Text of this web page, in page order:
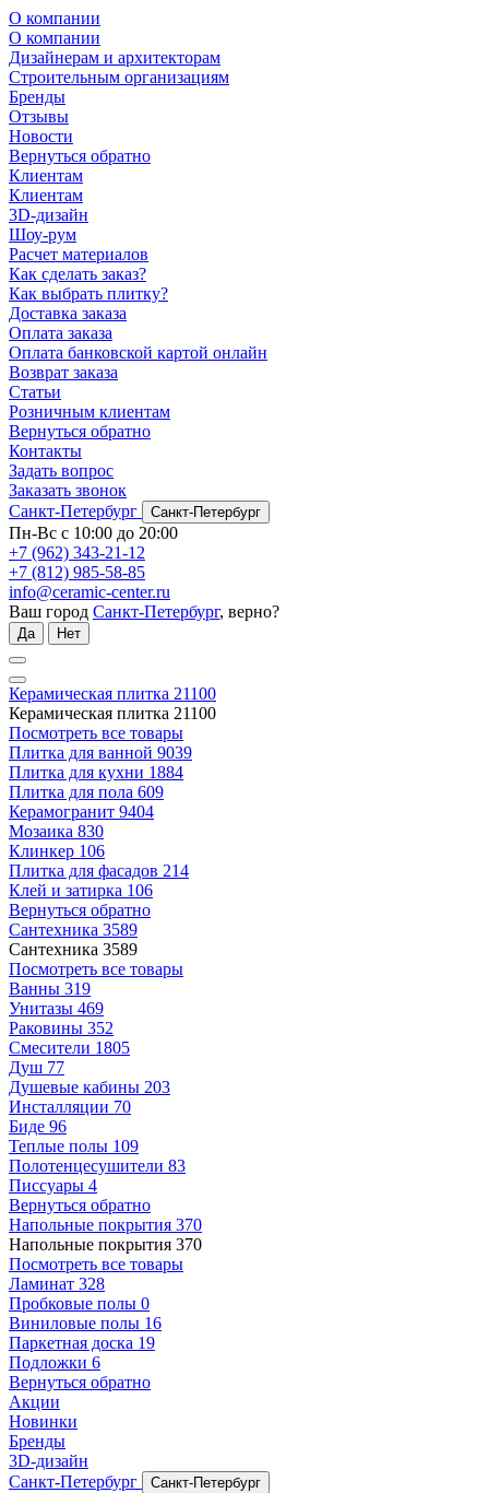
О компании
О компании
Дизайнерам и архитекторам
Строительным организациям
Бренды
Отзывы
Новости
Вернуться обратно
Клиентам
Клиентам
3D-дизайн
Шоу-рум
Расчет материалов
Как сделать заказ?
Как выбрать плитку?
Доставка заказа
Оплата заказа
Оплата банковской картой онлайн
Возврат заказа
Статьи
Розничным клиентам
Вернуться обратно
Контакты
Задать вопрос
Заказать звонок
Санкт-Петербург
Санкт-Петербург
Пн-Вс с 10:00 до 20:00
+7 (962) 343-21-12
+7 (812) 985-58-85
info@ceramic-center.ru
Ваш город Санкт-Петербург, верно?
Да Нет
Керамическая плитка 21100
Керамическая плитка 21100
Посмотреть все товары
Плитка для ванной 9039
Плитка для кухни 1884
Плитка для пола 609
Керамогранит 9404
Мозаика 830
Клинкер 106
Плитка для фасадов 214
Клей и затирка 106
Вернуться обратно
Сантехника 3589
Сантехника 3589
Посмотреть все товары
Ванны 319
Унитазы 469
Раковины 352
Смесители 1805
Душ 77
Душевые кабины 203
Инсталляции 70
Биде 96
Теплые полы 109
Полотенцесушители 83
Писсуары 4
Вернуться обратно
Напольные покрытия 370
Напольные покрытия 370
Посмотреть все товары
Ламинат 328
Пробковые полы 0
Виниловые полы 16
Паркетная доска 19
Подложки 6
Вернуться обратно
Акции
Новинки
Бренды
3D-дизайн
Санкт-Петербург
Санкт-Петербург